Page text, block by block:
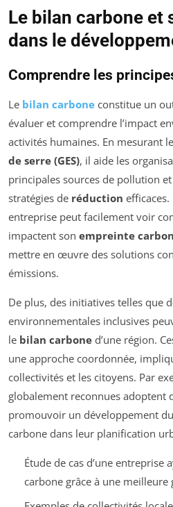
Le bilan carbone et
dans le
Comprendre les
Le bilan carbone constitue un
évaluer et comprendre l’impact
activités humaines. En mesurant
de serre (GES), il aide les
principales sources de pollution
stratégies de réduction
entreprise peut facilement voir
impactent son empreinte
mettre en œuvre des solutions
émissions.
De plus, des initiatives telles que
environnementales inclusives
le bilan carbone d’une région.
une approche coordonnée,
collectivités et les citoyens. Par
globalement reconnues adoptent
promouvoir un développement
carbone dans leur planification
Étude de cas d’une
carbone grâce à une meilleure